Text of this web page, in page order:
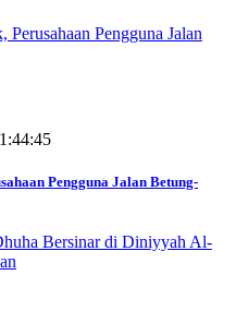
Pengguna Jalan Betung-